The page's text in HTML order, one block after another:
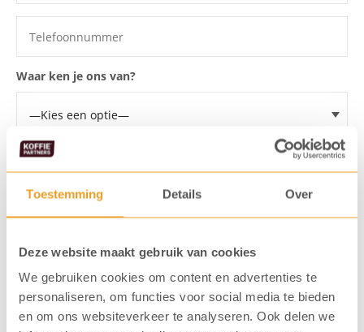
Toestemming Details Over
Deze website maakt gebruik van cookies
We gebruiken cookies om content en advertenties te
personaliseren, om functies voor social media te bieden
en om ons websiteverkeer te analyseren. Ook delen we
Waar ken je ons van?
Ik wil een offerte voor een: